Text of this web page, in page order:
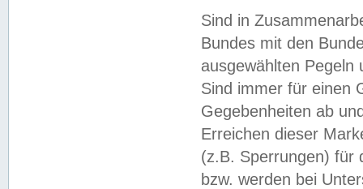
Sind in
Bundes mit den
ausgewählten
Sind immer für einen
Gegebenheiten ab
Erreichen dieser
(z.B. Sperrungen) für
bzw. werden bei